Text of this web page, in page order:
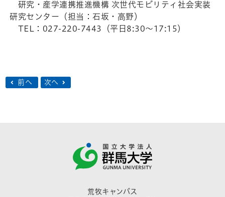
研究・産学連携推進機構 次世代モビリティ社会実装
研究センター（担当：石坂・高野）
TEL：027-220-7443（平日8:30～17:15）
前へ 次へ
荒牧キャンパス